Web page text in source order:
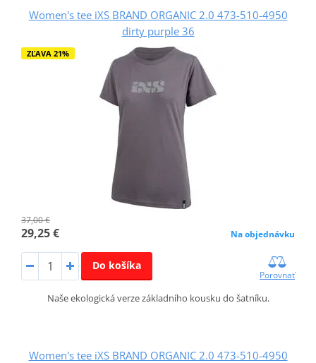
Women's tee iXS BRAND ORGANIC 2.0 473-510-4950
dirty purple 36
ZĽAVA 21%
37,00 €
29,25 € Na objednávku
Do košíka
Porovnať
Naše ekologická verze základního kousku do šatníku.
Women's tee iXS BRAND ORGANIC 2.0 473-510-4950